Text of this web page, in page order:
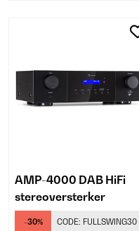
AMP-4000 DAB HiFi
stereoversterker
-30% CODE: FULLSWING30